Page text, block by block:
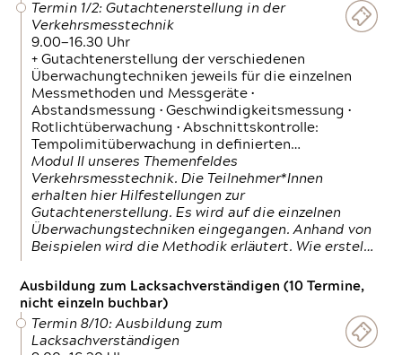
Termin 1/2: Gutachtenerstellung in der
Verkehrsmesstechnik
9.00—16.30 Uhr
+ Gutachtenerstellung der verschiedenen
Überwachungtechniken jeweils für die einzelnen
Messmethoden und Messgeräte •
Abstandsmessung • Geschwindigkeitsmessung •
Rotlichtüberwachung • Abschnittskontrolle:
Tempolimitüberwachung in definierten…
Modul II unseres Themenfeldes
Verkehrsmesstechnik. Die Teilnehmer*Innen
erhalten hier Hilfestellungen zur
Gutachtenerstellung. Es wird auf die einzelnen
Überwachungstechniken eingegangen. Anhand von
Beispielen wird die Methodik erläutert. Wie erstel…
Ausbildung zum Lacksachverständigen (10 Termine,
nicht einzeln buchbar)
Termin 8/10: Ausbildung zum
Lacksachverständigen